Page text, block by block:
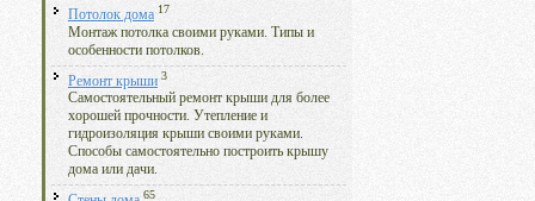
Потолок дома 17
Монтаж потолка своими руками. Типы и
особенности потолков.
Ремонт крыши 3
Самостоятельный ремонт крыши для более
хорошей прочности. Утепление и
гидроизоляция крыши своими руками.
Способы самостоятельно построить крышу
дома или дачи.
65